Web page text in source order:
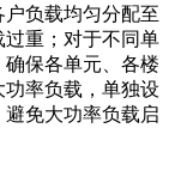
负载均匀分配至
重；对于不同单
保各单元、各楼
功率负载，单独设
免大功率负载启